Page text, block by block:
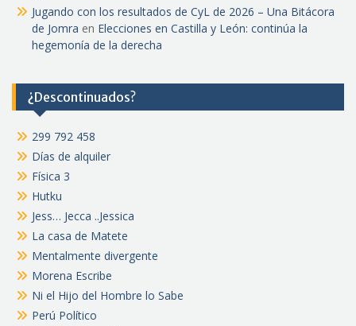
Jugando con los resultados de CyL de 2026 – Una Bitácora
de Jomra en Elecciones en Castilla y León: continúa la
hegemonía de la derecha
¿Descontinuados?
299 792 458
Días de alquiler
Física 3
Hutku
Jess… Jecca ..Jessica
La casa de Matete
Mentalmente divergente
Morena Escribe
Ni el Hijo del Hombre lo Sabe
Perú Político